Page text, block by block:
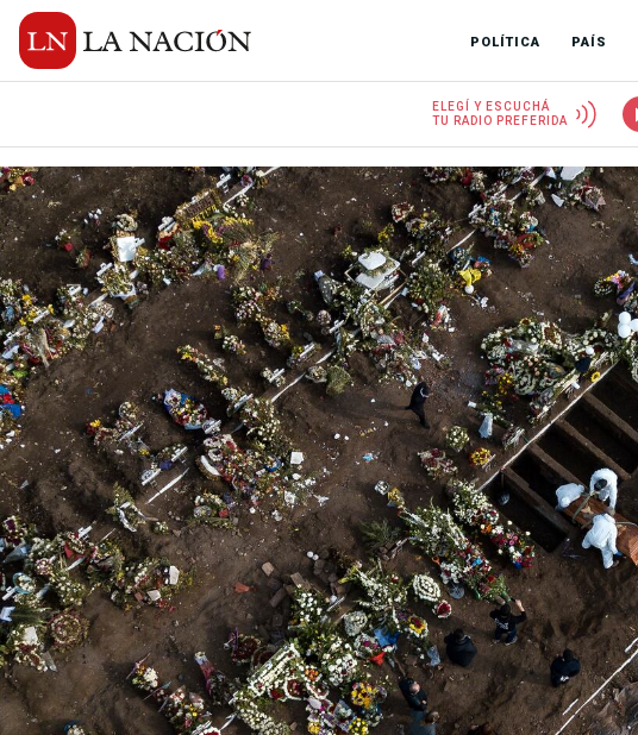
POLÍTICA PAÍS
ELEGÍ Y ESCUCHÁ
TU RADIO PREFERIDA